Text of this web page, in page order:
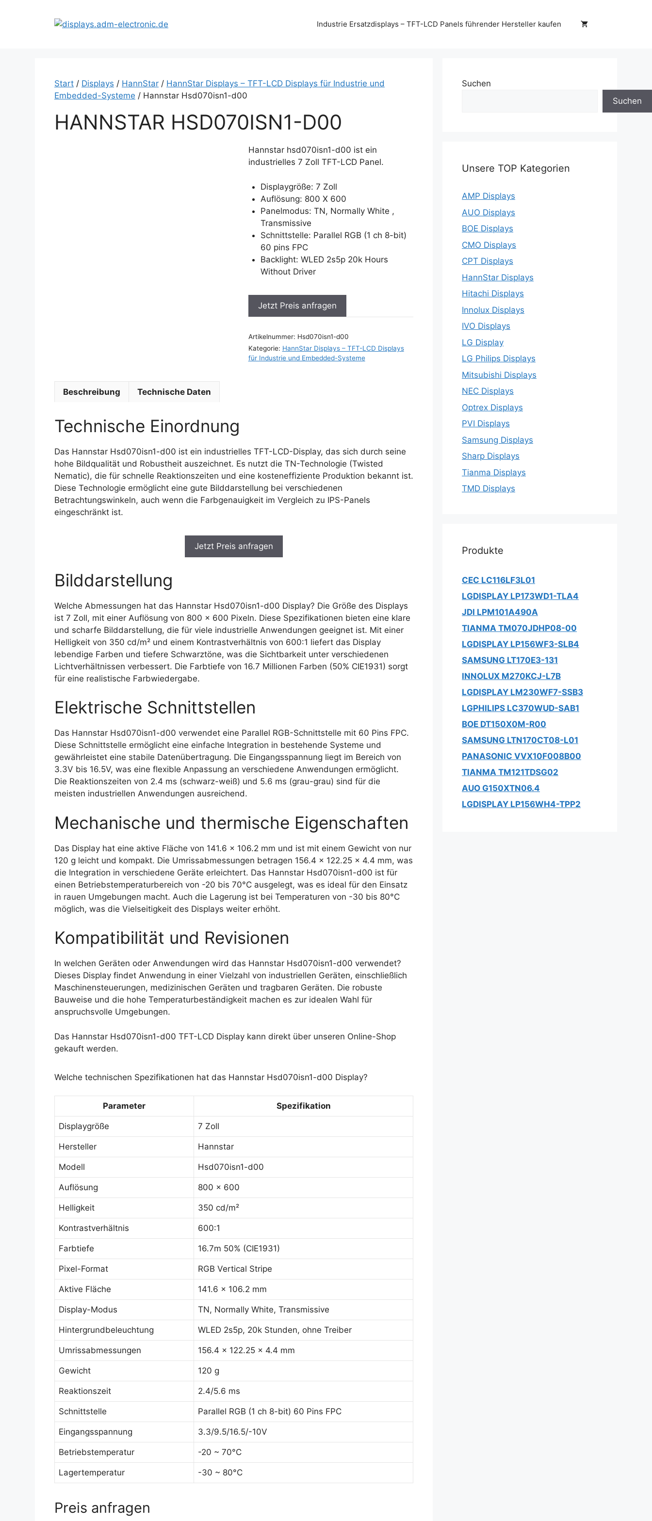
Industrie Ersatzdisplays – TFT-LCD Panels führender Hersteller kaufen
Start / Displays / HannStar / HannStar Displays – TFT-LCD Displays für Industrie und
Embedded-Systeme / Hannstar Hsd070isn1-d00
HANNSTAR HSD070ISN1-D00
Hannstar hsd070isn1-d00 ist ein
industrielles 7 Zoll TFT-LCD Panel.
Displaygröße: 7 Zoll
Auflösung: 800 X 600
Panelmodus: TN, Normally White ,
Transmissive
Schnittstelle: Parallel RGB (1 ch 8-bit)
60 pins FPC
Backlight: WLED 2s5p 20k Hours
Without Driver
Jetzt Preis anfragen
Artikelnummer: Hsd070isn1-d00
Kategorie: HannStar Displays – TFT-LCD Displays
für Industrie und Embedded-Systeme
Beschreibung Technische Daten
Technische Einordnung
Das Hannstar Hsd070isn1-d00 ist ein industrielles TFT-LCD-Display, das sich durch seine
hohe Bildqualität und Robustheit auszeichnet. Es nutzt die TN-Technologie (Twisted
Nematic), die für schnelle Reaktionszeiten und eine kosteneffiziente Produktion bekannt ist.
Diese Technologie ermöglicht eine gute Bilddarstellung bei verschiedenen
Betrachtungswinkeln, auch wenn die Farbgenauigkeit im Vergleich zu IPS-Panels
eingeschränkt ist.
Jetzt Preis anfragen
Bilddarstellung
Welche Abmessungen hat das Hannstar Hsd070isn1-d00 Display? Die Größe des Displays
ist 7 Zoll, mit einer Auflösung von 800 x 600 Pixeln. Diese Spezifikationen bieten eine klare
und scharfe Bilddarstellung, die für viele industrielle Anwendungen geeignet ist. Mit einer
Helligkeit von 350 cd/m² und einem Kontrastverhältnis von 600:1 liefert das Display
lebendige Farben und tiefere Schwarztöne, was die Sichtbarkeit unter verschiedenen
Lichtverhältnissen verbessert. Die Farbtiefe von 16.7 Millionen Farben (50% CIE1931) sorgt
für eine realistische Farbwiedergabe.
Elektrische Schnittstellen
Das Hannstar Hsd070isn1-d00 verwendet eine Parallel RGB-Schnittstelle mit 60 Pins FPC.
Diese Schnittstelle ermöglicht eine einfache Integration in bestehende Systeme und
gewährleistet eine stabile Datenübertragung. Die Eingangsspannung liegt im Bereich von
3.3V bis 16.5V, was eine flexible Anpassung an verschiedene Anwendungen ermöglicht.
Die Reaktionszeiten von 2.4 ms (schwarz-weiß) und 5.6 ms (grau-grau) sind für die
meisten industriellen Anwendungen ausreichend.
Mechanische und thermische Eigenschaften
Das Display hat eine aktive Fläche von 141.6 x 106.2 mm und ist mit einem Gewicht von nur
120 g leicht und kompakt. Die Umrissabmessungen betragen 156.4 x 122.25 x 4.4 mm, was
die Integration in verschiedene Geräte erleichtert. Das Hannstar Hsd070isn1-d00 ist für
einen Betriebstemperaturbereich von -20 bis 70°C ausgelegt, was es ideal für den Einsatz
in rauen Umgebungen macht. Auch die Lagerung ist bei Temperaturen von -30 bis 80°C
möglich, was die Vielseitigkeit des Displays weiter erhöht.
Kompatibilität und Revisionen
In welchen Geräten oder Anwendungen wird das Hannstar Hsd070isn1-d00 verwendet?
Dieses Display findet Anwendung in einer Vielzahl von industriellen Geräten, einschließlich
Maschinensteuerungen, medizinischen Geräten und tragbaren Geräten. Die robuste
Bauweise und die hohe Temperaturbeständigkeit machen es zur idealen Wahl für
anspruchsvolle Umgebungen.
Das Hannstar Hsd070isn1-d00 TFT-LCD Display kann direkt über unseren Online-Shop
gekauft werden.
Welche technischen Spezifikationen hat das Hannstar Hsd070isn1-d00 Display?
Parameter Spezifikation
Displaygröße 7 Zoll
Hersteller Hannstar
Modell Hsd070isn1-d00
Auflösung 800 x 600
Helligkeit 350 cd/m²
Kontrastverhältnis 600:1
Farbtiefe 16.7m 50% (CIE1931)
Pixel-Format RGB Vertical Stripe
Aktive Fläche 141.6 x 106.2 mm
Display-Modus TN, Normally White, Transmissive
Hintergrundbeleuchtung WLED 2s5p, 20k Stunden, ohne Treiber
Umrissabmessungen 156.4 x 122.25 x 4.4 mm
Gewicht 120 g
Reaktionszeit 2.4/5.6 ms
Schnittstelle Parallel RGB (1 ch 8-bit) 60 Pins FPC
Eingangsspannung 3.3/9.5/16.5/-10V
Betriebstemperatur -20 ~ 70°C
Lagertemperatur -30 ~ 80°C
Preis anfragen
Suchen
Suchen
Unsere TOP Kategorien
AMP Displays
AUO Displays
BOE Displays
CMO Displays
CPT Displays
HannStar Displays
Hitachi Displays
Innolux Displays
IVO Displays
LG Display
LG Philips Displays
Mitsubishi Displays
NEC Displays
Optrex Displays
PVI Displays
Samsung Displays
Sharp Displays
Tianma Displays
TMD Displays
Produkte
CEC LC116LF3L01
LGDISPLAY LP173WD1-TLA4
JDI LPM101A490A
TIANMA TM070JDHP08-00
LGDISPLAY LP156WF3-SLB4
SAMSUNG LT170E3-131
INNOLUX M270KCJ-L7B
LGDISPLAY LM230WF7-SSB3
LGPHILIPS LC370WUD-SAB1
BOE DT150X0M-R00
SAMSUNG LTN170CT08-L01
PANASONIC VVX10F008B00
TIANMA TM121TDSG02
AUO G150XTN06.4
LGDISPLAY LP156WH4-TPP2